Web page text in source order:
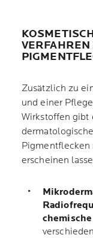
Zusätzlich zu
und einer
Wirkstoffen gibt
erscheinen